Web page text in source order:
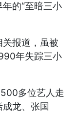
的“至暗三小
关报道，虽被
年失踪三小
多位艺人走
龙、张国